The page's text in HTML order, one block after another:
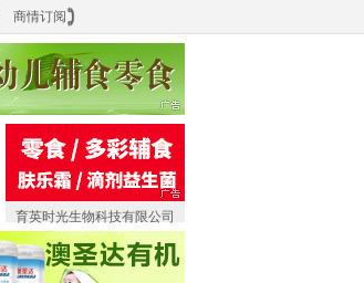
商情订阅
育英时光生物科技有限公司